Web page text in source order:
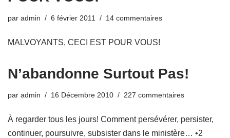
par admin 6 février 2011 14 commentaires
MALVOYANTS, CECI EST POUR VOUS!
N’abandonne Surtout Pas!
par admin 16 Décembre 2010 227 commentaires
À regarder tous les jours! Comment persévérer, persister,
continuer, poursuivre, subsister dans le ministère… •2